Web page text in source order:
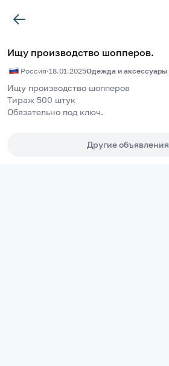
Ищу производство шопперов.
Россия·18.01.2025Одежда и аксессуары
Ищу производство шопперов
Тираж 500 штук
Обязательно под ключ.
Другие объявления